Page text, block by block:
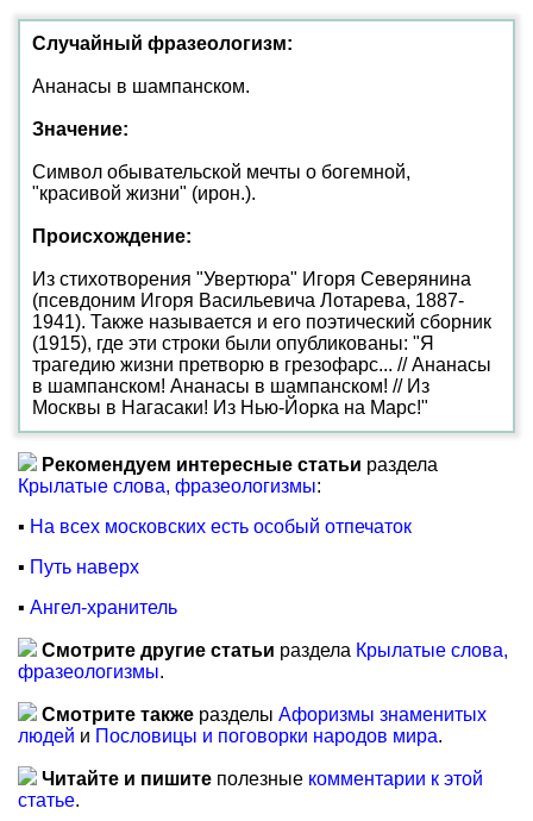
Случайный фразеологизм:
Ананасы в шампанском.
Значение:
Символ обывательской мечты о богемной,
"красивой жизни" (ирон.).
Происхождение:
Из стихотворения "Увертюра" Игоря Северянина
(псевдоним Игоря Васильевича Лотарева, 1887-
1941). Также называется и его поэтический сборник
(1915), где эти строки были опубликованы: "Я
трагедию жизни претворю в грезофарс... // Ананасы
в шампанском! Ананасы в шампанском! // Из
Москвы в Нагасаки! Из Нью-Йорка на Марс!"
Рекомендуем интересные статьи раздела
Крылатые слова, фразеологизмы:
▪ На всех московских есть особый отпечаток
▪ Путь наверх
▪ Ангел-хранитель
Смотрите другие статьи раздела Крылатые слова,
фразеологизмы.
Смотрите также разделы Афоризмы знаменитых
людей и Пословицы и поговорки народов мира.
Читайте и пишите полезные комментарии к этой
статье.